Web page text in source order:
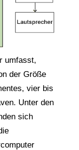
umfasst,
der Größe
vier bis
Unter den
sich